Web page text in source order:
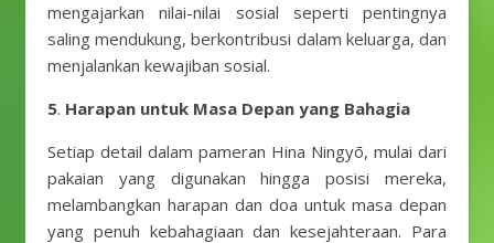
mengajarkan nilai-nilai sosial seperti pentingnya
saling mendukung, berkontribusi dalam keluarga, dan
menjalankan kewajiban sosial.
5. Harapan untuk Masa Depan yang Bahagia
Setiap detail dalam pameran Hina Ningyō, mulai dari
pakaian yang digunakan hingga posisi mereka,
melambangkan harapan dan doa untuk masa depan
yang penuh kebahagiaan dan kesejahteraan. Para